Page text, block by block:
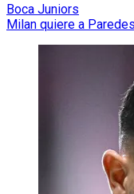
Boca Juniors
Milan quiere a